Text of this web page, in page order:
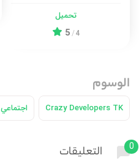
تحميل
4
/
5
الوسوم
Crazy Developers TK اجتماعي
0 التعليقات